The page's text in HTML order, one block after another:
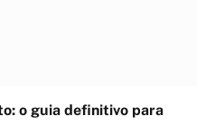
o guia definitivo para